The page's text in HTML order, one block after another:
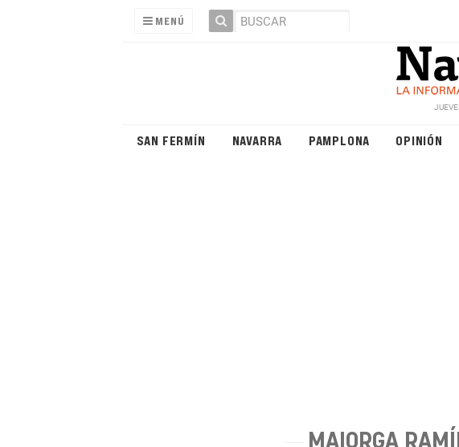
MENÚ
SAN FERMÍN NAVARRA PAMPLONA OPINIÓN
MAIORGA